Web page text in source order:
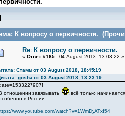
К вопросу о первичности.
Re: К вопросу о первичности.
« Ответ #165 :04 August 2018, 13:03:22 »
Стамм от 03 August 2018, 18:45:19
gosha от 03 August 2018, 13:23:19
отношении завязывать
,всё только
в России.
www.youtube.com/watch?v=1WmDyATxI54